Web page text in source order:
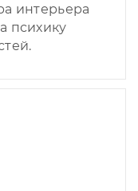
интерьера
психику